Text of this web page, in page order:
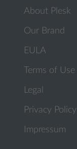
About Plesk
Our Brand
EULA
Terms of Use
Legal
Privacy Policy
Impressum